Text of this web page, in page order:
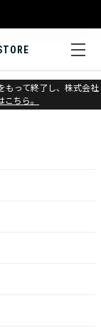
もって終了し、株式会社
こちら。